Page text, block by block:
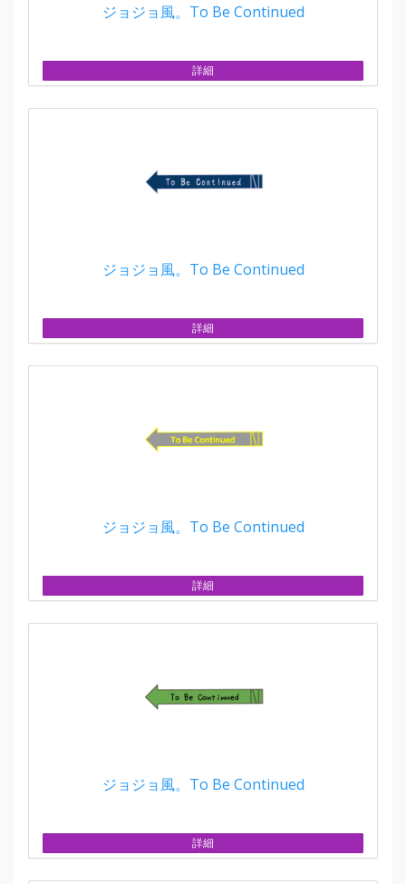
ジョジョ風。To Be Continued
詳細
ジョジョ風。To Be Continued
詳細
ジョジョ風。To Be Continued
詳細
ジョジョ風。To Be Continued
詳細